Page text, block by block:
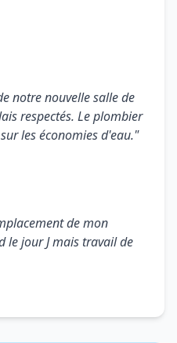
notre nouvelle salle de
respectés. Le plombier
les économies d'eau."
de mon
le jour J mais travail de